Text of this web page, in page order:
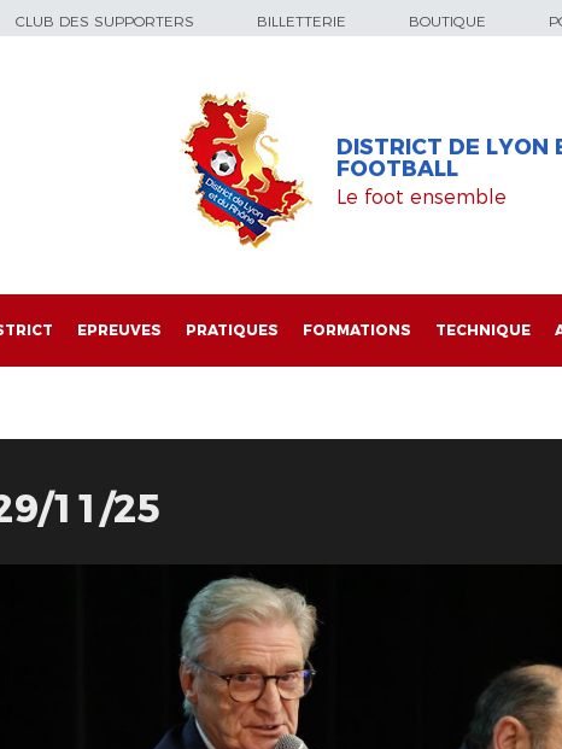
CLUB DES SUPPORTERS BILLETTERIE BOUTIQUE
DISTRICT DE LYON
FOOTBALL
Le foot ensemble
EPREUVES PRATIQUES FORMATIONS TECHNIQUE
11/25